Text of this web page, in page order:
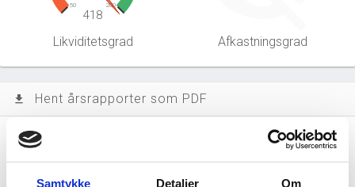
Samtykke Detaljer Om
50 200
418
Likviditetsgrad Afkastningsgrad
file_download Hent årsrapporter som PDF
Årsrapporten 2025-12 file_download